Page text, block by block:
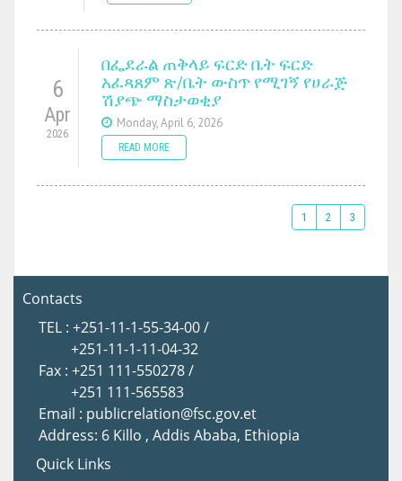
6
Apr
2026
በፌደራል ጠቅላይ ፍርድ ቤት ፍርድ
አፈጻጸም ጽ/ቤት ውስጥ የሚገኝ የሀራጅ
ሽያጭ ማስታወቂያ
Monday, April 6, 2026
READ MORE
1 2 3
Contacts
TEL : +251-11-1-55-34-00 /
+251-11-1-11-04-32
Fax : +251 111-550278 /
+251 111-565583
Email : publicrelation@fsc.gov.et
Address: 6 Killo , Addis Ababa, Ethiopia
Quick Links